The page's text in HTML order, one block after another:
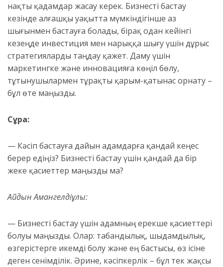
нақты қадамдар жасау керек. Бизнесті бастау
кезінде алғашқы уақытта мүмкіндігінше аз
шығынмен бастауға болады, бірақ одан кейінгі
кезеңде инвестиция мен нарыққа шығу үшін дұрыс
стратегияларды таңдау қажет. Даму үшін
маркетингке және инновацияға көңіл бөлу,
тұтынушылармен тұрақты қарым-қатынас орнату –
бұл өте маңызды.
Сұрақ:
— Кәсіп бастауға дайын адамдарға қандай кеңес
берер едіңіз? Бизнесті бастау үшін қандай да бір
жеке қасиеттер маңызды ма?
Айдын Амангелдіұлы:
— Бизнесті бастау үшін адамның ерекше қасиеттері
болуы маңызды. Олар: табандылық, шыдамдылық,
өзгерістерге икемді болу және ең бастысы, өз ісіне
деген сенімділік. Әрине, кәсіпкерлік – бұл тек жақсы